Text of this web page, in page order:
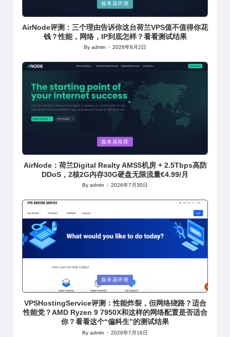
服务器评测
AirNode评测：三个理由告诉你这台荷兰VPS值不值得你花
钱？性能，网络，IP到底怎样？看看测试结果
Posted
Byadmin 2026年8月2日
服务器推荐
AirNode：荷兰Digital Realty AMS5机房 + 2.5Tbps高防
DDoS，2核2G内存30G硬盘无限流量€4.99/月
Posted
Byadmin 2026年7月30日
服务器评测
VPSHostingService评测：性能炸裂，但网络绕路？适合
性能党？AMD Ryzen 9 7950X和这样的网络配置是否适合
你？看看这个“偏科生”的测试结果
Byadmin 2026年7月16日